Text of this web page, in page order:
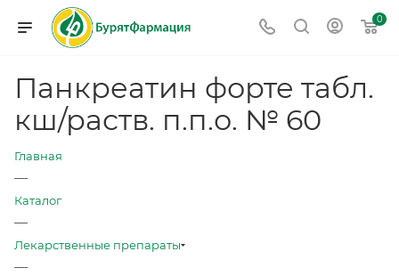
0
Панкреатин форте табл.
кш/раств. п.п.о. № 60
Главная
—
Каталог
—
Лекарственные препараты
—